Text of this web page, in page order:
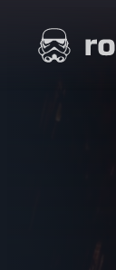
suoraan
sisältöön
Elokuvat ja elokuva-arviot | Rollekino.fi